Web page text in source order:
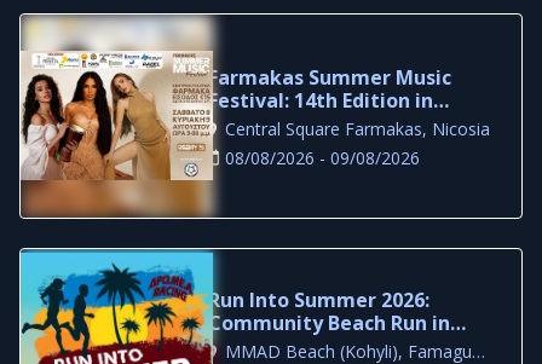
Farmakas Summer Music
Festival: 14th Edition in
Nicosia
Central Square Farmakas, Nicosia
08/08/2026 - 09/08/2026
Run Into Summer 2026:
Community Beach Run in
Protaras
MMAD Beach (Kohyli), Famagusta